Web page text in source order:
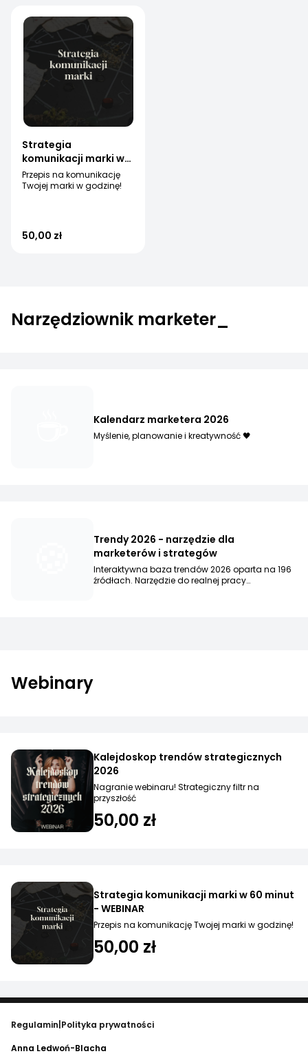
Strategia
komunikacji marki w
60 minut - WEBINAR
Przepis na komunikację
Twojej marki w godzinę!
50,00 zł
Narzędziownik marketer_
Kalendarz marketera 2026
Myślenie, planowanie i kreatywność 🖤
Trendy 2026 - narzędzie dla
marketerów i strategów
Interaktywna baza trendów 2026 oparta na 196
źródłach. Narzędzie do realnej pracy
Webinary
Kalejdoskop trendów strategicznych
2026
Nagranie webinaru! Strategiczny filtr na
przyszłość
50,00 zł
Strategia komunikacji marki w 60 minut
- WEBINAR
Przepis na komunikację Twojej marki w godzinę!
50,00 zł
Regulamin Polityka prywatności
Anna Ledwoń-Blacha